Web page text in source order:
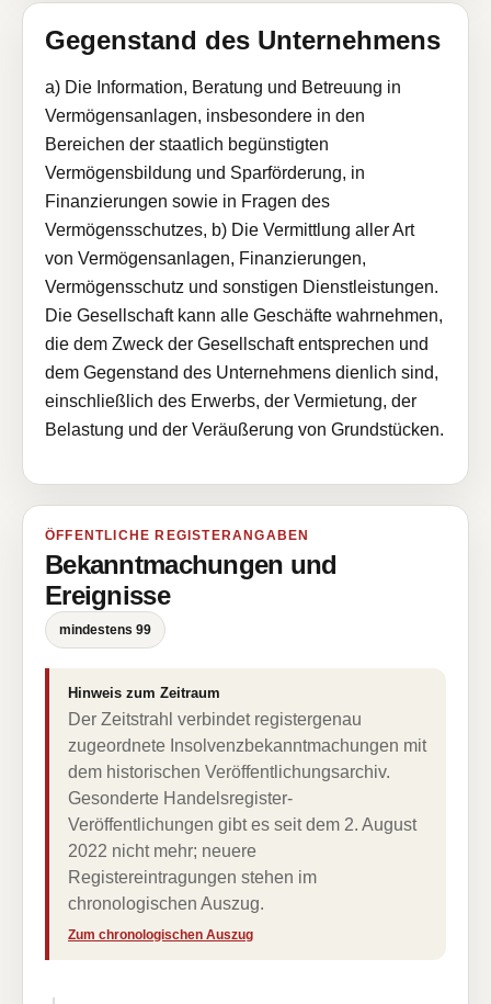
Gegenstand des Unternehmens
a) Die Information, Beratung und Betreuung in
Vermögensanlagen, insbesondere in den
Bereichen der staatlich begünstigten
Vermögensbildung und Sparförderung, in
Finanzierungen sowie in Fragen des
Vermögensschutzes, b) Die Vermittlung aller Art
von Vermögensanlagen, Finanzierungen,
Vermögensschutz und sonstigen Dienstleistungen.
Die Gesellschaft kann alle Geschäfte wahrnehmen,
die dem Zweck der Gesellschaft entsprechen und
dem Gegenstand des Unternehmens dienlich sind,
einschließlich des Erwerbs, der Vermietung, der
Belastung und der Veräußerung von Grundstücken.
ÖFFENTLICHE REGISTERANGABEN
Bekanntmachungen und
Ereignisse
mindestens 99
Hinweis zum Zeitraum
Der Zeitstrahl verbindet registergenau
zugeordnete Insolvenzbekanntmachungen mit
dem historischen Veröffentlichungsarchiv.
Gesonderte Handelsregister-
Veröffentlichungen gibt es seit dem 2. August
2022 nicht mehr; neuere
Registereintragungen stehen im
chronologischen Auszug.
Zum chronologischen Auszug